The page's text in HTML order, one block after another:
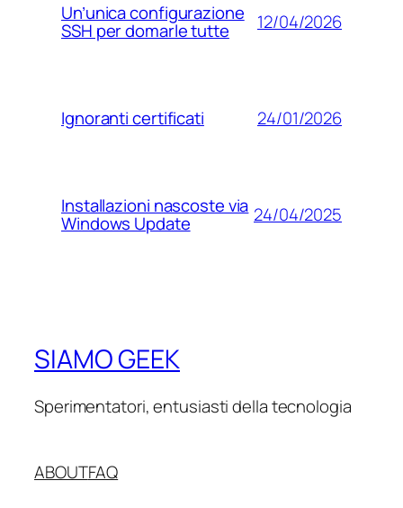
Un’unica configurazione
SSH per domarle tutte 12/04/2026
Ignoranti certificati 24/01/2026
Installazioni nascoste via
Windows Update 24/04/2025
SIAMO GEEK
Sperimentatori, entusiasti della tecnologia
ABOUTFAQ